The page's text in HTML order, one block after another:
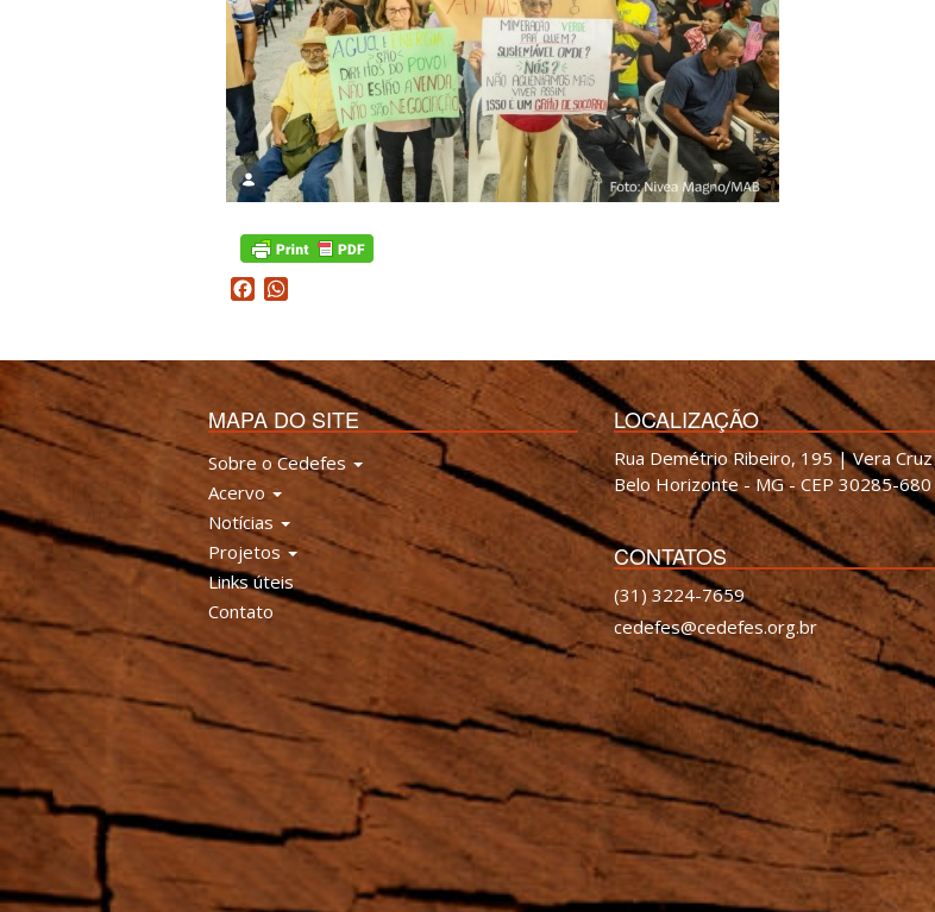
Facebook
MAPA DO SITE
Sobre o Cedefes
Acervo
Notícias
Projetos
Links úteis
Contato
LOCALIZAÇÃO
Rua Demétrio Ribeiro, 195 | Vera Cruz
Belo Horizonte - MG - CEP 30285-680
CONTATOS
(31) 3224-7659
cedefes@cedefes.org.br